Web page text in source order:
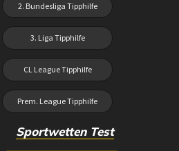
2. Bundesliga Tipphilfe
3. Liga Tipphilfe
CL League Tipphilfe
Prem. League Tipphilfe
Sportwetten Test